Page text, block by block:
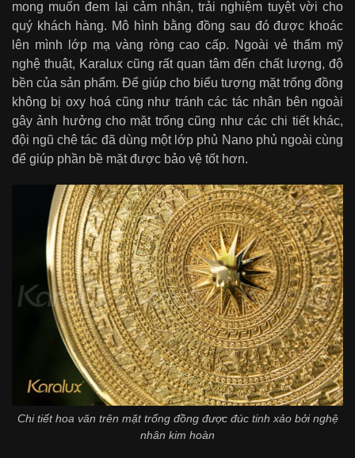
mong muốn đem lại cảm nhận, trải nghiệm tuyệt vời cho
quý khách hàng. Mô hình bằng đồng sau đó được khoác
lên mình lớp mạ vàng ròng cao cấp. Ngoài vẻ thẩm mỹ
nghệ thuật, Karalux cũng rất quan tâm đến chất lượng, độ
bền của sản phẩm. Để giúp cho biểu tượng mặt trống đồng
không bị oxy hoá cũng như tránh các tác nhân bên ngoài
gây ảnh hưởng cho mặt trống cũng như các chi tiết khác,
đội ngũ chê tác đã dùng một lớp phủ Nano phủ ngoài cùng
để giúp phần bề mặt được bảo vệ tốt hơn.
Chi tiết hoa văn trên mặt trống đồng được đúc tinh xảo bởi nghệ
nhân kim hoàn